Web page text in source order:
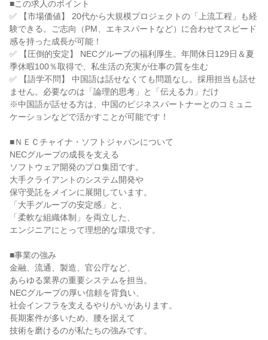
■この求人のポイント
✅ 【市場価値】 20代から大規模プロジェクトの「上流工程」も経
験できる。ご志向（PM、エキスパートなど）に合わせてスピード
感を持った成長が可能！
✅ 【圧倒的安定】 NECグループの福利厚生。年間休日129日＆夏
季休暇100％取得で、私生活の充実が仕事の質を生む
✅ 【語学不問】 中国語は話せなくても問題なし。採用担当も話せ
ません。必要なのは「論理的思考」と「伝える力」だけ
※中国語が話せる方は、中国のビジネスパートナーとのコミュニ
ケーションなどで活かすことが可能です！
■ＮＥＣチャイナ・ソフトジャパンについて
NECグループの成長を支える
ソフトウェア開発のプロ集団です。
大手クライアントのシステム開発や
保守受託をメインに展開しています。
「大手グループの安定感」と、
「柔軟な組織体制」を両立した、
エンジニアにとって理想的な環境です。
■事業の強み
金融、流通、製造、官公庁など、
あらゆる業界の重要システムを担当。
NECグループの厚い信頼を背負い、
社会インフラを支えるやりがいがあります。
長期案件が多いため、腰を据えて
技術を磨けるのが私たちの強みです。